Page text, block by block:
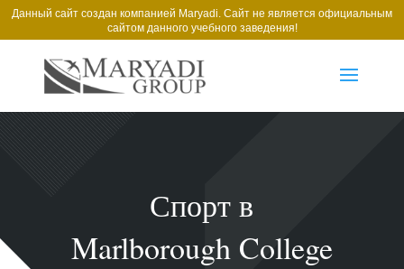
Данный сайт создан компанией Maryadi. Сайт не является официальным
сайтом данного учебного заведения!
Спорт в
Marlborough College